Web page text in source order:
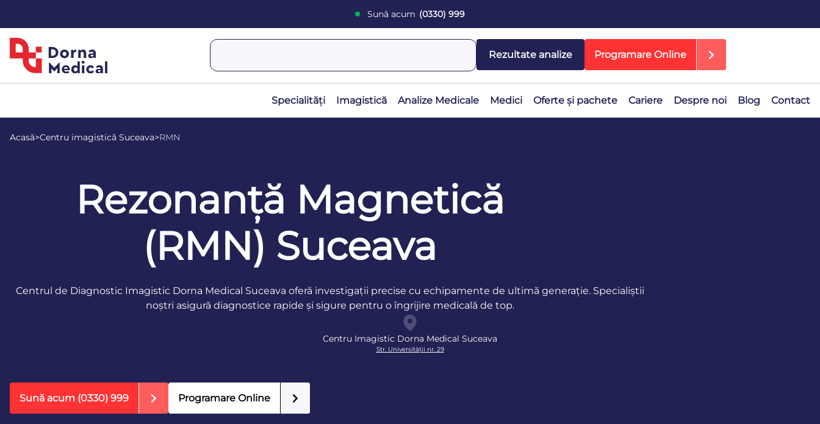
Sună acum (0330) 999
Rezultate analize Programare Online
Specialități Imagistică Analize Medicale Medici Oferte și pachete Cariere Despre noi Blog Contact
Acasă>Centru imagistică Suceava>RMN
Rezonanță Magnetică
(RMN) Suceava
Centrul de Diagnostic Imagistic Dorna Medical Suceava oferă investigații precise cu echipamente de ultimă generație. Specialiștii
noștri asigură diagnostice rapide și sigure pentru o îngrijire medicală de top.
Centru Imagistic Dorna Medical Suceava
Str. Universității nr. 29
Sună acum (0330) 999 Programare Online